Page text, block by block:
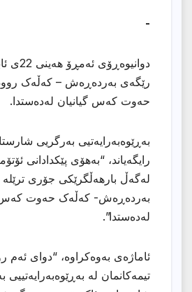
-
رێگەی بەردەڕەش – کەڵەک
حەوت کەس گیانیان لەدەستدا.
بەڕێوەبەرایەتیی بەرگریی
رایگەیاند، “بەهۆی پێکدادانی
لەگەڵ بارهەڵگرێکی جۆری
بەردەڕەش- کەڵەک حەوت کەس
لەدەستدا”.
ئاماژەی بەوەکراوە، “دوای ئەم
تیمەکانمان لە بەڕێوەبەرایەتییی